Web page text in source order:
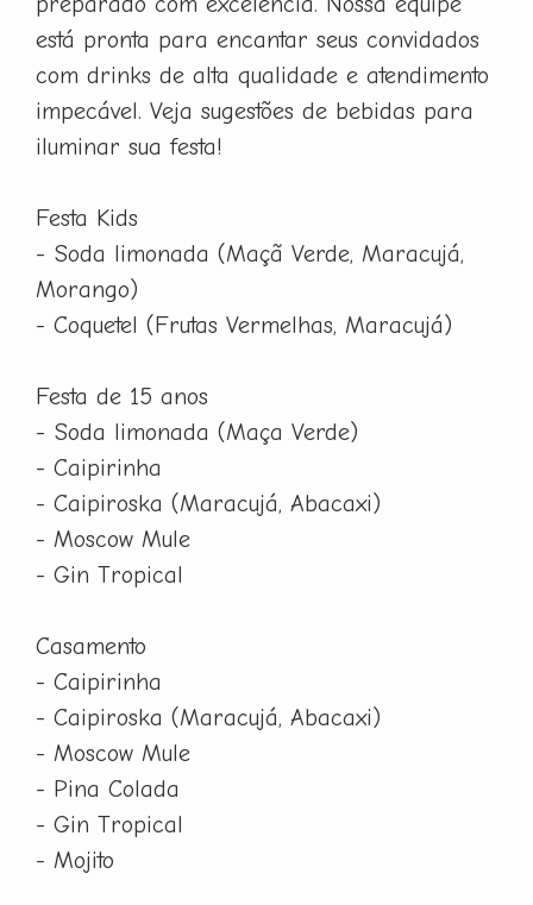
está pronta para encantar seus convidados
com drinks de alta qualidade e atendimento
impecável. Veja sugestões de bebidas para
iluminar sua festa!
Festa Kids
- Soda limonada (Maçã Verde, Maracujá,
Morango)
- Coquetel (Frutas Vermelhas, Maracujá)
Festa de 15 anos
- Soda limonada (Maça Verde)
- Caipirinha
- Caipiroska (Maracujá, Abacaxi)
- Moscow Mule
- Gin Tropical
Casamento
- Caipirinha
- Caipiroska (Maracujá, Abacaxi)
- Moscow Mule
- Pina Colada
- Gin Tropical
- Mojito